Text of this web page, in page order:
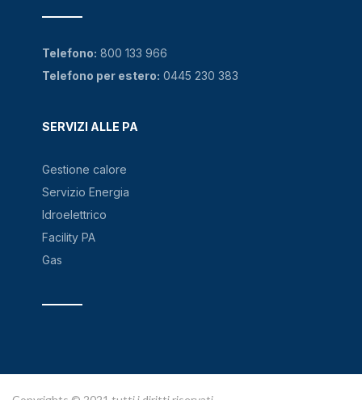
SERVIZI ALLE PA
Gestione calore
Servizio Energia
Idroelettrico
Facility PA
Gas
Telefono: 800 133 966
Telefono per estero: 0445 230 383